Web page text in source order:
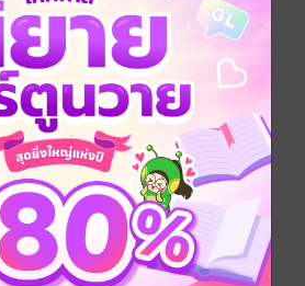
นการสิบสามมือสังหารอันน่าสะพรึง
นาให้ได้ด้วยว่าหัวหน้าใหญ่ที่อยู่เบื้อง
คร!?
ภายใน แอกชัน
มือปราบพญายม
01 มีนาคม 2566